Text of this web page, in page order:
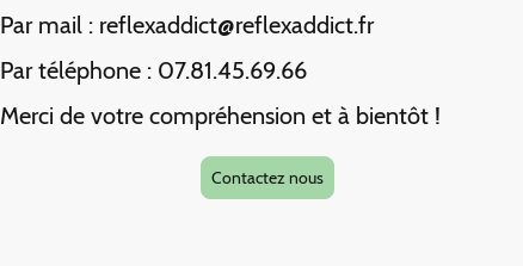
Par mail : reflexaddict@reflexaddict.fr
Par téléphone : 07.81.45.69.66
Merci de votre compréhension et à bientôt !
Contactez nous